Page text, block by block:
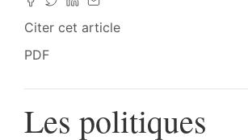
Citer cet article
PDF
Les politiques